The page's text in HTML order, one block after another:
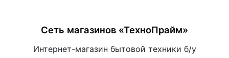
Сеть магазинов «ТехноПрайм»
Интернет-магазин бытовой техники б/у